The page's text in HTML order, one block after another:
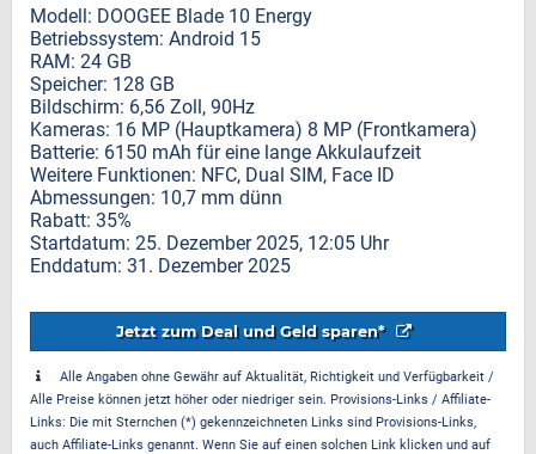
Modell: DOOGEE Blade 10 Energy
Betriebssystem: Android 15
RAM: 24 GB
Speicher: 128 GB
Bildschirm: 6,56 Zoll, 90Hz
Kameras: 16 MP (Hauptkamera) 8 MP (Frontkamera)
Batterie: 6150 mAh für eine lange Akkulaufzeit
Weitere Funktionen: NFC, Dual SIM, Face ID
Abmessungen: 10,7 mm dünn
Rabatt: 35%
Startdatum: 25. Dezember 2025, 12:05 Uhr
Enddatum: 31. Dezember 2025
Jetzt zum Deal und Geld sparen*
Alle Angaben ohne Gewähr auf Aktualität, Richtigkeit und Verfügbarkeit /
Alle Preise können jetzt höher oder niedriger sein. Provisions-Links / Affiliate-
Links: Die mit Sternchen (*) gekennzeichneten Links sind Provisions-Links,
auch Affiliate-Links genannt. Wenn Sie auf einen solchen Link klicken und auf